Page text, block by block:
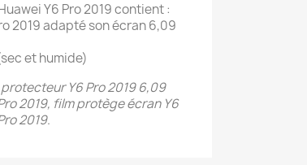
Y6 Pro 2019 contient :
2019 adapté son écran 6,09
et humide)
Y6 Pro 2019 6,09
2019, film protège écran Y6
2019.